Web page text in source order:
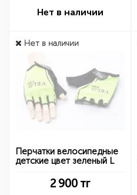
Нет в наличии
Нет в наличии
Перчатки велосипедные
детские цвет зеленый L
2 900 тг